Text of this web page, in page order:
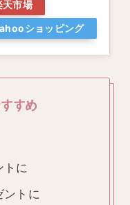
天市場
ショッピング
すめ
トに
ントに